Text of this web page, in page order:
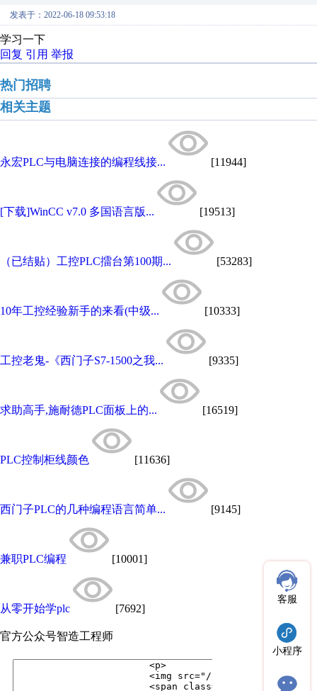
发表于：2022-06-18 09:53:18
学习一下
回复 引用 举报
热门招聘
相关主题
永宏PLC与电脑连接的编程线接... [11944]
[下载]WinCC v7.0 多国语言版... [19513]
（已结贴）工控PLC擂台第100期... [53283]
10年工控经验新手的来看(中级... [10333]
工控老鬼-《西门子S7-1500之我... [9335]
求助高手,施耐德PLC面板上的... [16519]
PLC控制柜线颜色 [11636]
西门子PLC的几种编程语言简单... [9145]
兼职PLC编程 [10001]
从零开始学plc [7692]
官方公众号智造工程师
客服
小程序